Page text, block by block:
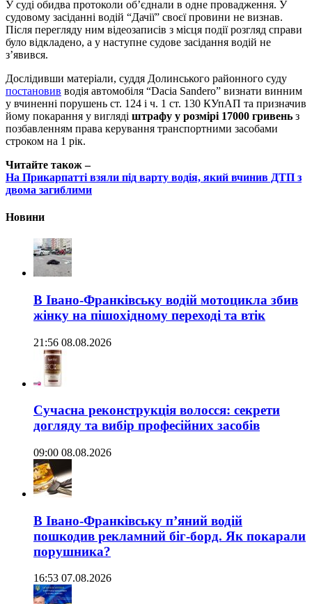
У суді обидва протоколи об’єднали в одне провадження. У
судовому засіданні водій “Дачії” своєї провини не визнав.
Після перегляду ним відеозаписів з місця події розгляд справи
було відкладено, а у наступне судове засідання водій не
з’явився.
Дослідивши матеріали, суддя Долинського районного суду
постановив водія автомобіля “Dacia Sandero” визнати винним
у вчиненні порушень ст. 124 і ч. 1 ст. 130 КУпАП та призначив
йому покарання у вигляді штрафу у розмірі 17000 гривень з
позбавленням права керування транспортними засобами
строком на 1 рік.
Читайте також –
На Прикарпатті взяли під варту водія, який вчинив ДТП з
двома загиблими
Новини
В Івано-Франківську водій мотоцикла збив
жінку на пішохідному переході та втік
21:56 08.08.2026
Сучасна реконструкція волосся: секрети
догляду та вибір професійних засобів
09:00 08.08.2026
В Івано-Франківську п’яний водій
пошкодив рекламний біг-борд. Як покарали
порушника?
16:53 07.08.2026